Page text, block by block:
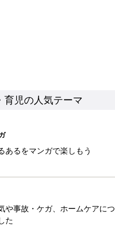
育児の人気テーマ
あるをマンガで楽しもう
や事故・ケガ、ホームケアにつ
た